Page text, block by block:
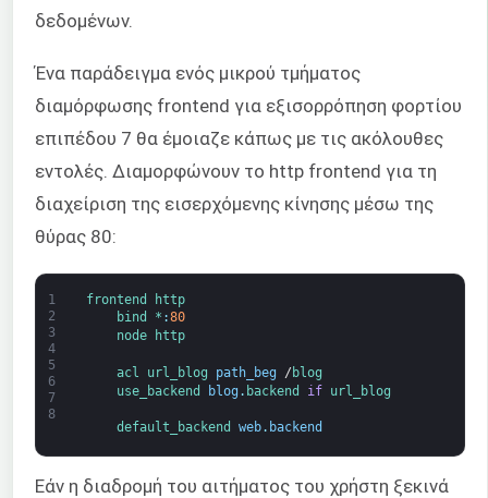
δεδομένων.
Ένα παράδειγμα ενός μικρού τμήματος
διαμόρφωσης frontend για εξισορρόπηση φορτίου
επιπέδου 7 θα έμοιαζε κάπως με τις ακόλουθες
εντολές. Διαμορφώνουν το http frontend για τη
διαχείριση της εισερχόμενης κίνησης μέσω της
θύρας 80:
1
2
3
4
5
6
7
8
frontend
http
bind * :80
node
http
acl url_blog path_beg / blog
use_backend
blog . backend if url_blog
default_backend web. backend
Εάν η διαδρομή του αιτήματος του χρήστη ξεκινά